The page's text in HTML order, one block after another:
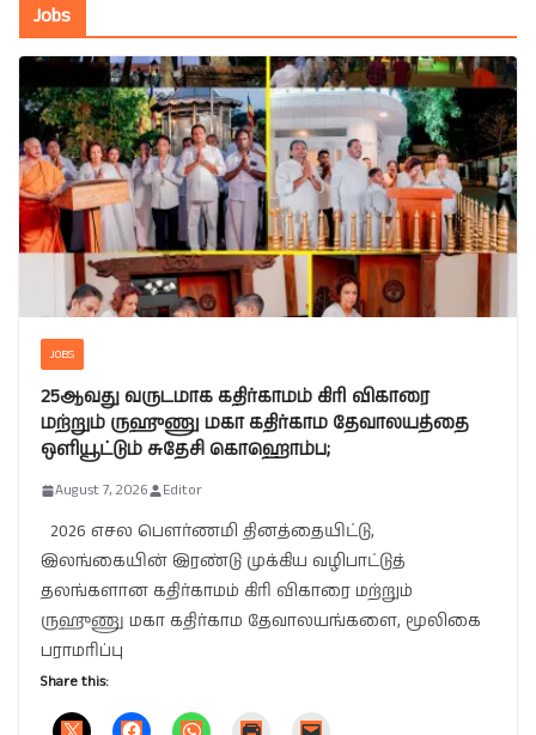
Jobs
JOBS
25ஆவது வருடமாக கதிர்காமம் கிரி விகாரை
மற்றும் ருஹுணு மகா கதிர்காம தேவாலயத்தை
ஒளியூட்டும் சுதேசி கொஹொம்ப;
August 7, 2026 Editor
2026 எசல பௌர்ணமி தினத்தையிட்டு,
இலங்கையின் இரண்டு முக்கிய வழிபாட்டுத்
தலங்களான கதிர்காமம் கிரி விகாரை மற்றும்
ருஹுணு மகா கதிர்காம தேவாலயங்களை, மூலிகை
பராமரிப்பு
Share this: